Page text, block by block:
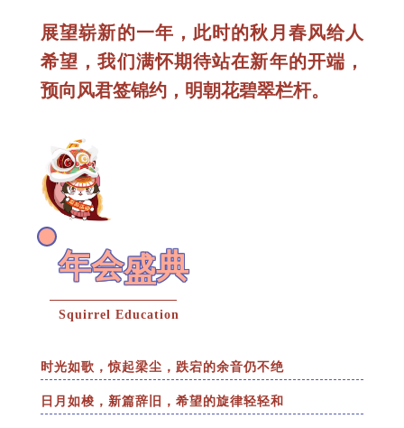
展望崭新的一年，此时的秋月春风给人
希望，我们满怀期待站在新年的开端，
预向风君签锦约，明朝花碧翠栏杆。
年会盛典
Squirrel Education
时光如歌，惊起梁尘，跌宕的余音仍不绝
日月如梭，新篇辞旧，希望的旋律轻轻和